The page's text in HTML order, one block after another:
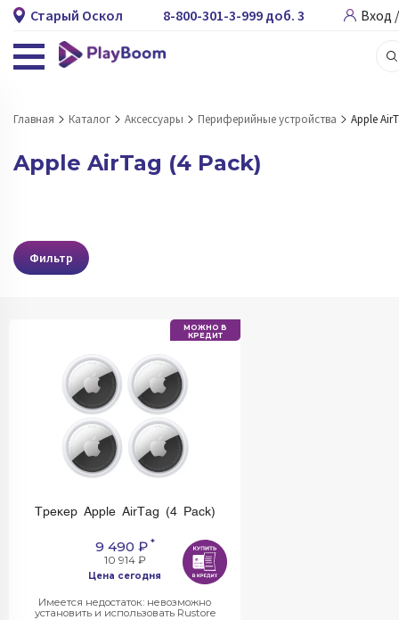
Старый Оскол 8-800-301-3-999 доб. 3 Вход
Главная Каталог Аксессуары Периферийные устройства Apple
Apple AirTag (4 Pack)
Фильтр
МОЖНО В
КРЕДИТ
Трекер Apple AirTag (4 Pack)
9 490 ₽*
10 914 ₽
Цена сегодня
Имеется недостаток: невозможно
установить и использовать Rustore